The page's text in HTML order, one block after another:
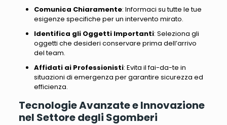
Comunica Chiaramente: Informaci su tutte le tue
esigenze specifiche per un intervento mirato.
Identifica gli Oggetti Importanti: Seleziona gli
oggetti che desideri conservare prima dell’arrivo
del team.
Affidati ai Professionisti: Evita il fai-da-te in
situazioni di emergenza per garantire sicurezza ed
efficienza.
Tecnologie Avanzate e Innovazione
nel Settore degli Sgomberi